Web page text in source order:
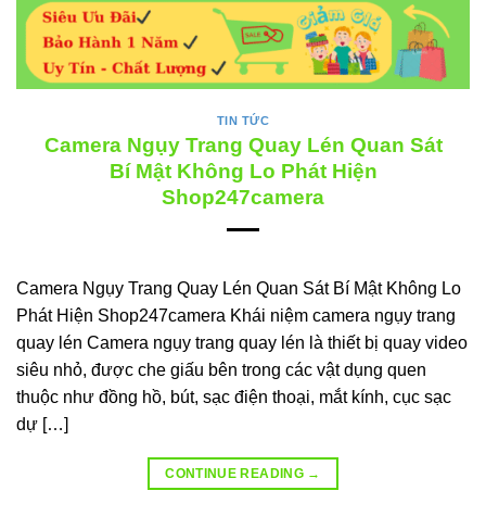
TIN TỨC
Camera Ngụy Trang Quay Lén Quan Sát
Bí Mật Không Lo Phát Hiện
Shop247camera
Camera Ngụy Trang Quay Lén Quan Sát Bí Mật Không Lo
Phát Hiện Shop247camera Khái niệm camera ngụy trang
quay lén Camera ngụy trang quay lén là thiết bị quay video
siêu nhỏ, được che giấu bên trong các vật dụng quen
thuộc như đồng hồ, bút, sạc điện thoại, mắt kính, cục sạc
dự […]
CONTINUE READING →